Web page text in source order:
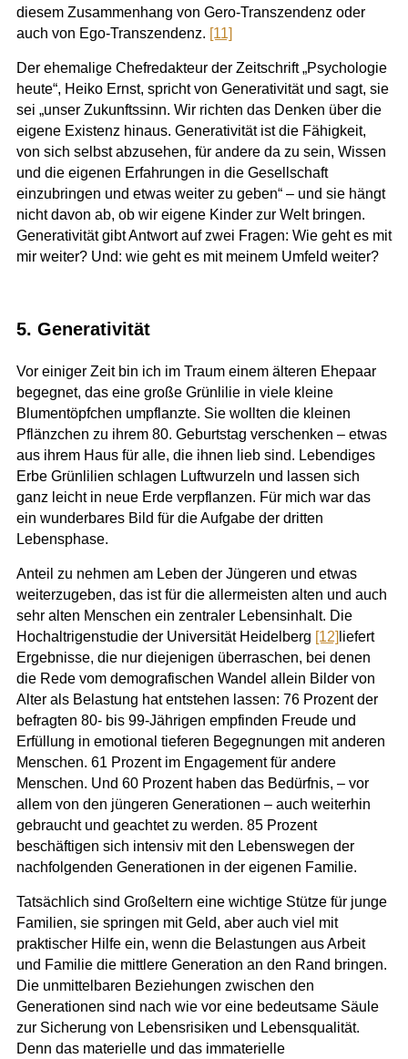
diesem Zusammenhang von Gero-Transzendenz oder
auch von Ego-Transzendenz. [11]
Der ehemalige Chefredakteur der Zeitschrift „Psychologie
heute“, Heiko Ernst, spricht von Generativität und sagt, sie
sei „unser Zukunftssinn. Wir richten das Denken über die
eigene Existenz hinaus. Generativität ist die Fähigkeit,
von sich selbst abzusehen, für andere da zu sein, Wissen
und die eigenen Erfahrungen in die Gesellschaft
einzubringen und etwas weiter zu geben“ – und sie hängt
nicht davon ab, ob wir eigene Kinder zur Welt bringen.
Generativität gibt Antwort auf zwei Fragen: Wie geht es mit
mir weiter? Und: wie geht es mit meinem Umfeld weiter?
5. Generativität
Vor einiger Zeit bin ich im Traum einem älteren Ehepaar
begegnet, das eine große Grünlilie in viele kleine
Blumentöpfchen umpflanzte. Sie wollten die kleinen
Pflänzchen zu ihrem 80. Geburtstag verschenken – etwas
aus ihrem Haus für alle, die ihnen lieb sind. Lebendiges
Erbe Grünlilien schlagen Luftwurzeln und lassen sich
ganz leicht in neue Erde verpflanzen. Für mich war das
ein wunderbares Bild für die Aufgabe der dritten
Lebensphase.
Anteil zu nehmen am Leben der Jüngeren und etwas
weiterzugeben, das ist für die allermeisten alten und auch
sehr alten Menschen ein zentraler Lebensinhalt. Die
Hochaltrigenstudie der Universität Heidelberg [12] liefert
Ergebnisse, die nur diejenigen überraschen, bei denen
die Rede vom demografischen Wandel allein Bilder von
Alter als Belastung hat entstehen lassen: 76 Prozent der
befragten 80- bis 99-Jährigen empfinden Freude und
Erfüllung in emotional tieferen Begegnungen mit anderen
Menschen. 61 Prozent im Engagement für andere
Menschen. Und 60 Prozent haben das Bedürfnis, – vor
allem von den jüngeren Generationen – auch weiterhin
gebraucht und geachtet zu werden. 85 Prozent
beschäftigen sich intensiv mit den Lebenswegen der
nachfolgenden Generationen in der eigenen Familie.
Tatsächlich sind Großeltern eine wichtige Stütze für junge
Familien, sie springen mit Geld, aber auch viel mit
praktischer Hilfe ein, wenn die Belastungen aus Arbeit
und Familie die mittlere Generation an den Rand bringen.
Die unmittelbaren Beziehungen zwischen den
Generationen sind nach wie vor eine bedeutsame Säule
zur Sicherung von Lebensrisiken und Lebensqualität.
Denn das materielle und das immaterielle